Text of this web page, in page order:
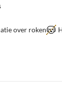
over roken